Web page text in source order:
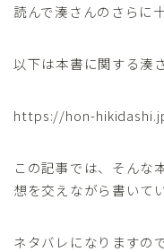
読んで湊さんのさらに
以下は本書に関する湊
https://hon-
この記事では、そんな
想を交えながら書いて
ネタバレになりますの